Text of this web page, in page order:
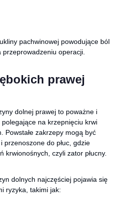
pachwinowej powodujące ból
operacji.
prawej
dolnej prawej to poważne i
na krzepnięciu krwi
Powstałe zakrzepy mogą być
do płuc, gdzie
krwionośnych, czyli zator płucny.
dolnych najczęściej pojawia się
ryzyka, takimi jak: